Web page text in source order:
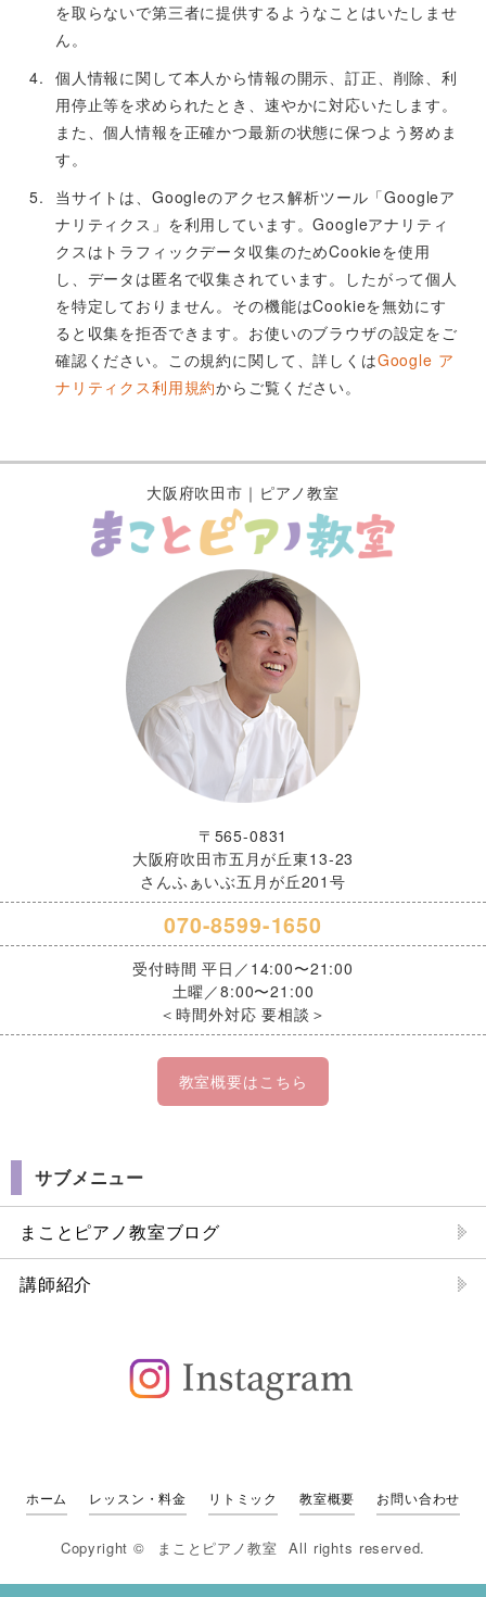
を取らないで第三者に提供するようなことはいたしませ
ん。
個人情報に関して本人から情報の開示、訂正、削除、利
用停止等を求められたとき、速やかに対応いたします。
また、個人情報を正確かつ最新の状態に保つよう努めま
す。
当サイトは、Googleのアクセス解析ツール「Googleア
ナリティクス」を利用しています。Googleアナリティ
クスはトラフィックデータ収集のためCookieを使用
し、データは匿名で収集されています。したがって個人
を特定しておりません。その機能はCookieを無効にす
ると収集を拒否できます。お使いのブラウザの設定をご
確認ください。この規約に関して、詳しくはGoogle ア
ナリティクス利用規約からご覧ください。
大阪府吹田市｜ピアノ教室
〒565-0831
大阪府吹田市五月が丘東13-23
さんふぁいぶ五月が丘201号
070-8599-1650
受付時間 平日／14:00〜21:00
土曜／8:00〜21:00
＜時間外対応 要相談＞
教室概要はこちら
サブメニュー
まことピアノ教室ブログ
講師紹介
ホーム レッスン・料金 リトミック 教室概要 お問い合わせ
Copyright © まことピアノ教室 All rights reserved.